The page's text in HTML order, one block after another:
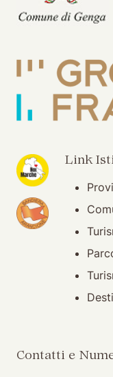
(apertura su
(apertura su
Link
Contatti e